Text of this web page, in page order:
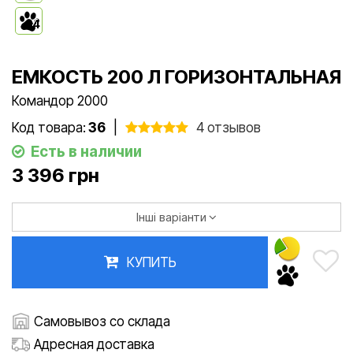
4
ЕМКОСТЬ 200 Л ГОРИЗОНТАЛЬНАЯ
Командор 2000
Код товара: 36 4 отзывов
Есть в наличии
3 396 грн
Інші варіанти
КУПИТЬ
Самовывоз со склада
Адресная доставка